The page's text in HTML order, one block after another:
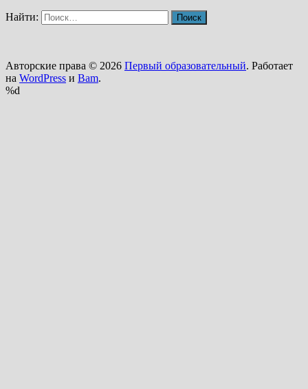
Найти:
Авторские права © 2026 Первый образовательный. Работает
на WordPress и Bam.
%d